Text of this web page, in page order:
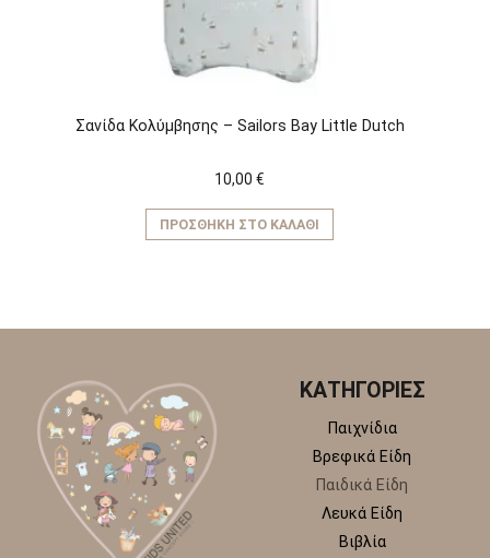
Σανίδα Κολύμβησης – Sailors Bay Little Dutch
10,00 €
ΠΡΟΣΘΉΚΗ ΣΤΟ ΚΑΛΆΘΙ
ΚΑΤΗΓΟΡΙΕΣ
Παιχνίδια
Βρεφικά Είδη
Παιδικά Είδη
Λευκά Είδη
Βιβλία